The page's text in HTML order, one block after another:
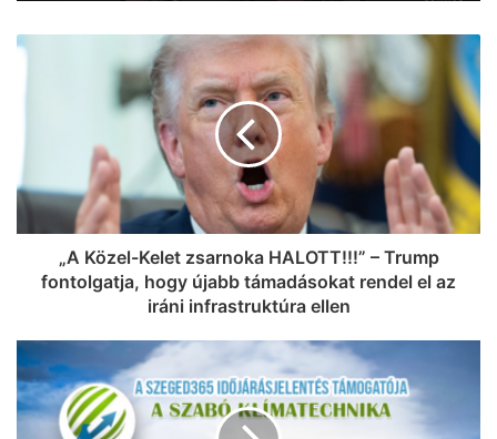
„A Közel-Kelet zsarnoka HALOTT!!!” – Trump
fontolgatja, hogy újabb támadásokat rendel el az
iráni infrastruktúra ellen